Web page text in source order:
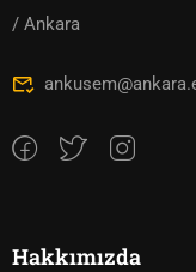
/ Ankara
Hakkımızda